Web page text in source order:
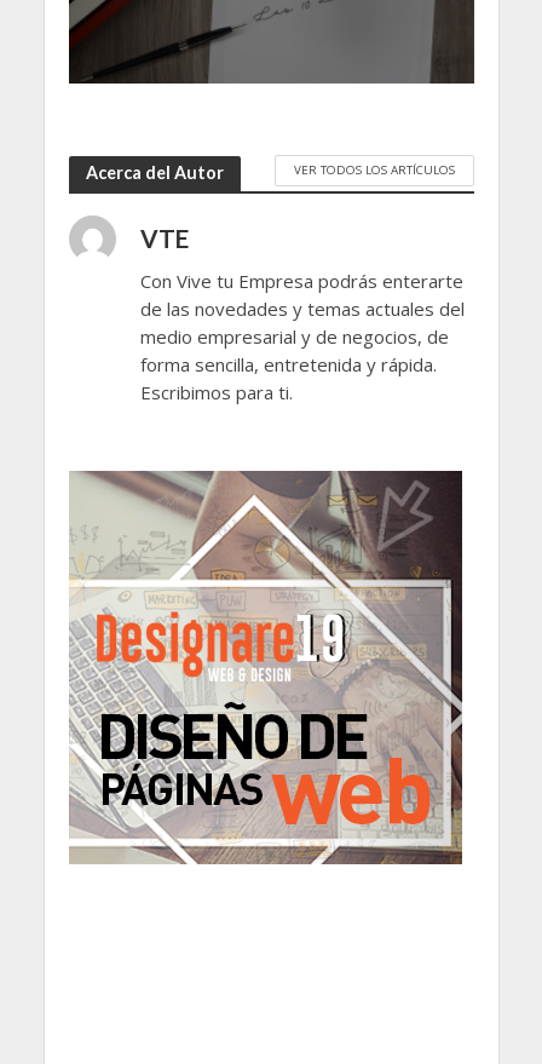
Acerca del Autor VER TODOS LOS ARTÍCULOS
VTE
Con Vive tu Empresa podrás enterarte
de las novedades y temas actuales del
medio empresarial y de negocios, de
forma sencilla, entretenida y rápida.
Escribimos para ti.